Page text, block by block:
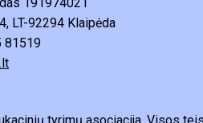
LT-92294 Klaipėda
81519